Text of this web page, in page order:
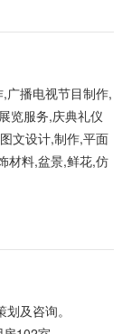
广播电视节目制作,
览服务,庆典礼仪
文设计,制作,平面
材料,盆景,鲜花,仿
及咨询。